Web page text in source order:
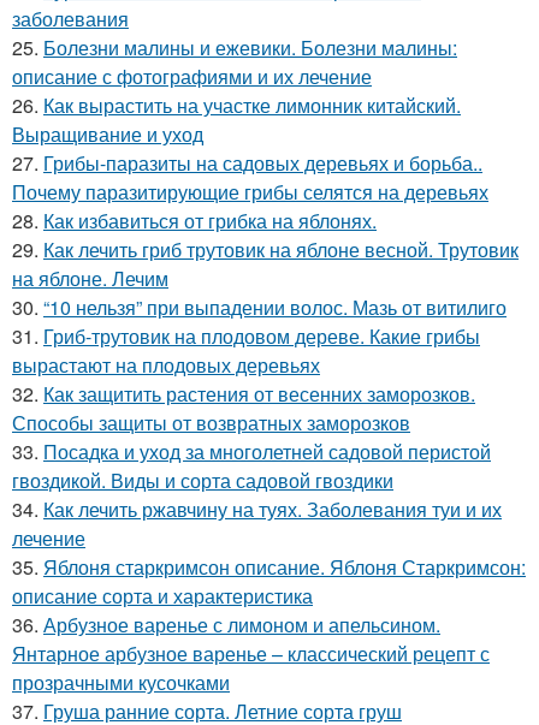
заболевания
25. Болезни малины и ежевики. Болезни малины:
описание с фотографиями и их лечение
26. Как вырастить на участке лимонник китайский.
Выращивание и уход
27. Грибы-паразиты на садовых деревьях и борьба..
Почему паразитирующие грибы селятся на деревьях
28. Как избавиться от грибка на яблонях.
29. Как лечить гриб трутовик на яблоне весной. Трутовик
на яблоне. Лечим
30. “10 нельзя” при выпадении волос. Мазь от витилиго
31. Гриб-трутовик на плодовом дереве. Какие грибы
вырастают на плодовых деревьях
32. Как защитить растения от весенних заморозков.
Способы защиты от возвратных заморозков
33. Посадка и уход за многолетней садовой перистой
гвоздикой. Виды и сорта садовой гвоздики
34. Как лечить ржавчину на туях. Заболевания туи и их
лечение
35. Яблоня старкримсон описание. Яблоня Старкримсон:
описание сорта и характеристика
36. Арбузное варенье с лимоном и апельсином.
Янтарное арбузное варенье – классический рецепт с
прозрачными кусочками
37. Груша ранние сорта. Летние сорта груш